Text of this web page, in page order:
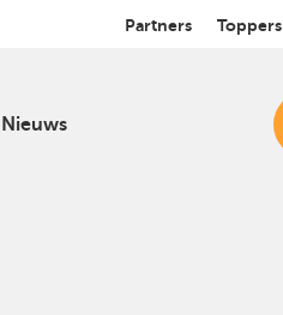
Partners Toppers
Nieuws